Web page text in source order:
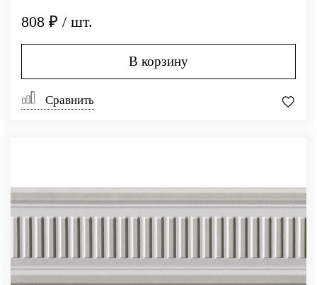
808 ₽ / шт.
В корзину
Сравнить